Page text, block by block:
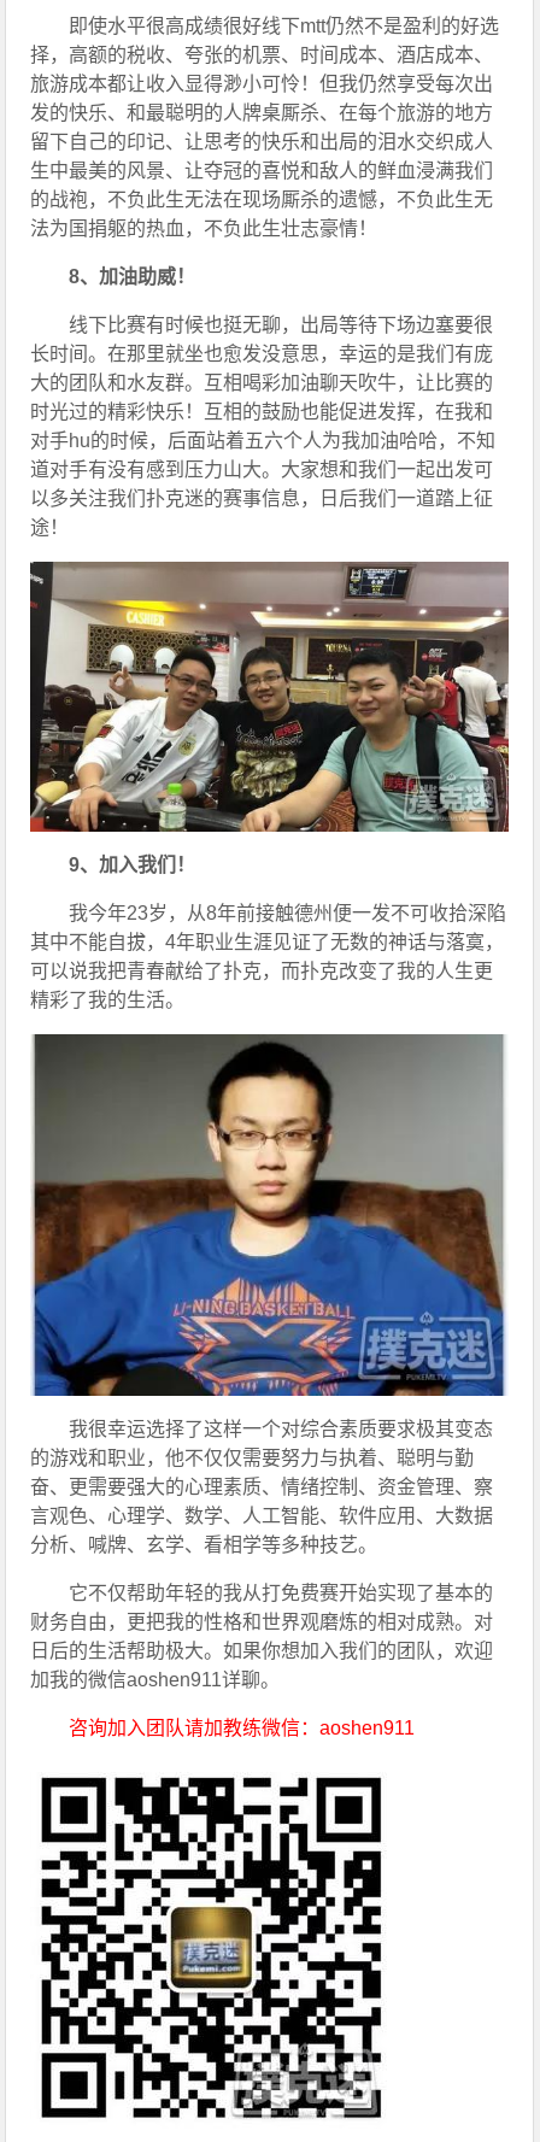
即使水平很高成绩很好线下mtt仍然不是盈利的好选
择，高额的税收、夸张的机票、时间成本、酒店成本、
旅游成本都让收入显得渺小可怜！但我仍然享受每次出
发的快乐、和最聪明的人牌桌厮杀、在每个旅游的地方
留下自己的印记、让思考的快乐和出局的泪水交织成人
生中最美的风景、让夺冠的喜悦和敌人的鲜血浸满我们
的战袍，不负此生无法在现场厮杀的遗憾，不负此生无
法为国捐躯的热血，不负此生壮志豪情！
8、加油助威！
线下比赛有时候也挺无聊，出局等待下场边塞要很
长时间。在那里就坐也愈发没意思，幸运的是我们有庞
大的团队和水友群。互相喝彩加油聊天吹牛，让比赛的
时光过的精彩快乐！互相的鼓励也能促进发挥，在我和
对手hu的时候，后面站着五六个人为我加油哈哈，不知
道对手有没有感到压力山大。大家想和我们一起出发可
以多关注我们扑克迷的赛事信息，日后我们一道踏上征
途！
9、加入我们！
我今年23岁，从8年前接触德州便一发不可收拾深陷
其中不能自拔，4年职业生涯见证了无数的神话与落寞，
可以说我把青春献给了扑克，而扑克改变了我的人生更
精彩了我的生活。
我很幸运选择了这样一个对综合素质要求极其变态
的游戏和职业，他不仅仅需要努力与执着、聪明与勤
奋、更需要强大的心理素质、情绪控制、资金管理、察
言观色、心理学、数学、人工智能、软件应用、大数据
分析、喊牌、玄学、看相学等多种技艺。
它不仅帮助年轻的我从打免费赛开始实现了基本的
财务自由，更把我的性格和世界观磨炼的相对成熟。对
日后的生活帮助极大。如果你想加入我们的团队，欢迎
加我的微信aoshen911详聊。
咨询加入团队请加教练微信：aoshen911